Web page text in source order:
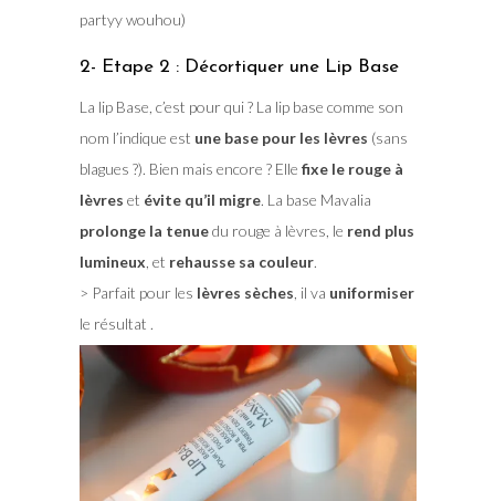
partyy wouhou)
2- Etape 2 : Décortiquer une Lip Base
La lip Base, c’est pour qui ? La lip base comme son
nom l’indique est une base pour les lèvres (sans
blagues ?). Bien mais encore ? Elle fixe le rouge à
lèvres et évite qu’il migre. La base Mavalia
prolonge la tenuedu rouge à lèvres, le rend plus
lumineux, et rehausse sa couleur.
> Parfait pour les lèvres sèches, il va uniformiser
le résultat .